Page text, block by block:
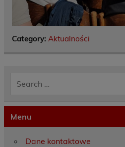
Category: Aktualności
Menu
Dane kontaktowe